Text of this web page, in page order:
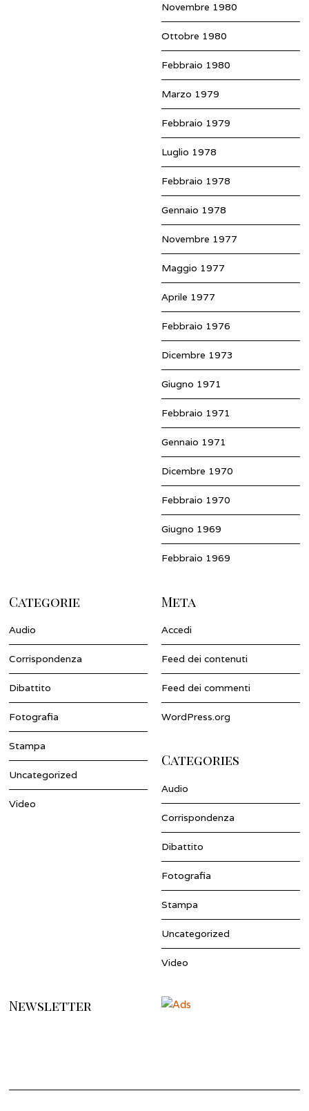
Novembre 1980
Ottobre 1980
Febbraio 1980
Marzo 1979
Febbraio 1979
Luglio 1978
Febbraio 1978
Gennaio 1978
Novembre 1977
Maggio 1977
Aprile 1977
Febbraio 1976
Dicembre 1973
Giugno 1971
Febbraio 1971
Gennaio 1971
Dicembre 1970
Febbraio 1970
Giugno 1969
Febbraio 1969
Categorie
Audio
Corrispondenza
Dibattito
Fotografia
Stampa
Uncategorized
Video
Meta
Accedi
Feed dei contenuti
Feed dei commenti
WordPress.org
Categories
Audio
Corrispondenza
Dibattito
Fotografia
Stampa
Uncategorized
Video
Newsletter